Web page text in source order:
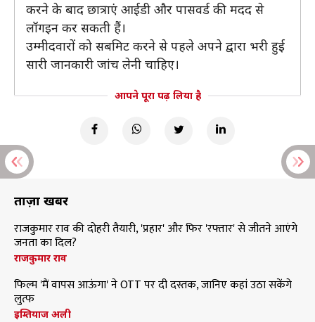
करने के बाद छात्राएं आईडी और पासवर्ड की मदद से
लॉगइन कर सकती हैं।
उम्मीदवारों को सबमिट करने से पहले अपने द्वारा भरी हुई
सारी जानकारी जांच लेनी चाहिए।
आपने पूरा पढ़ लिया है
ताज़ा खबरें
राजकुमार राव की दोहरी तैयारी, 'प्रहार' और फिर 'रफ्तार' से जीतने आएंगे
जनता का दिल?
राजकुमार राव
फिल्म 'मैं वापस आऊंगा' ने OTT पर दी दस्तक, जानिए कहां उठा सकेंगे
लुत्फ
इम्तियाज अली